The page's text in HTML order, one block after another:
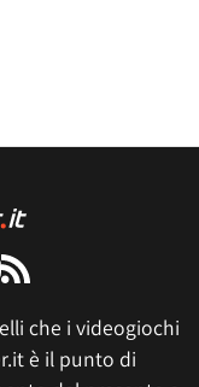
che i videogiochi
è il punto di